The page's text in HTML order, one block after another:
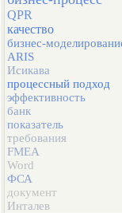
QPR
качество
бизнес-
ARIS
Исикава
процессный подход
эффективность
банк
показатель
требования
FMEA
Word
ФСА
документ
Инталев